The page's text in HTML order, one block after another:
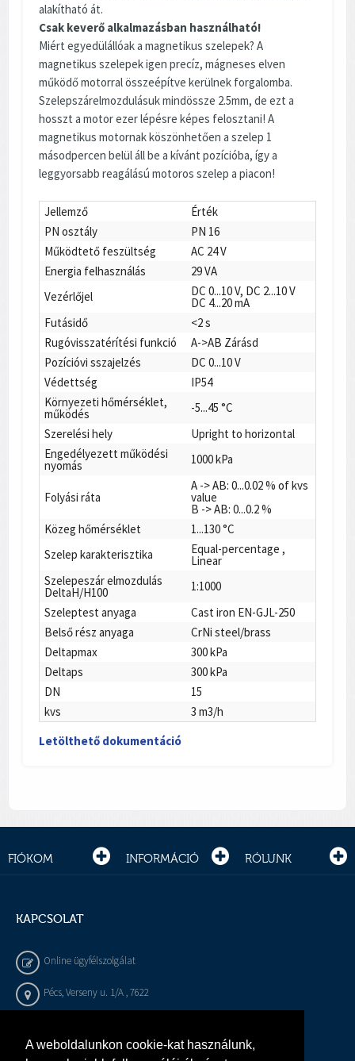
A weboldalunkon cookie-kat használunk,
alakítható át.
Csak keverő alkalmazásban használható!
Miért egyedülállóak a magnetikus szelepek? A
magnetikus szelepek igen precíz, mágneses elven
működő motorral összeépítve kerülnek forgalomba.
Szelepszárelmozdulásuk mindössze 2.5mm, de ezt a
hosszt a motor ezer lépésre képes felosztani! A
magnetikus motornak köszönhetően a szelep 1
másodpercen belül áll be a kívánt pozícióba, így a
leggyorsabb reagálású motoros szelep a piacon!
Jellemző
Érték
PN osztály
PN 16
Működtető feszültség
AC 24 V
Energia felhasználás
29 VA
Vezérlőjel
DC 0...10 V, DC 2...10 V
DC 4...20 mA
Futásidő
<2 s
Rugóvisszatérítési funkció
A->AB Zárásd
Pozícióvi sszajelzés
DC 0...10 V
Védettség
IP54
Környezeti hőmérséklet,
működés
-5...45 °C
Szerelési hely
Upright to horizontal
Engedélyezett működési
nyomás 1000 kPa
Folyási ráta
A -> AB: 0...0.02 % of kvs
value
B -> AB: 0...0.2 %
Közeg hőmérséklet
1...130 °C
Szelep karakterisztika
Equal-percentage ,
Linear
Szelepeszár elmozdulás
DeltaH/H100
1:1000
Szeleptest anyaga
Cast iron EN-GJL-250
Belső rész anyaga
CrNi steel/brass
Deltapmax
300 kPa
Deltaps
300 kPa
DN
15
kvs
3 m3/h
Letölthető dokumentáció
FIÓKOM INFORMÁCIÓ RÓLUNK
KAPCSOLAT
Online ügyfélszolgálat
Pécs, Verseny u. 1/A , 7622
info@gepeszbolt.hu